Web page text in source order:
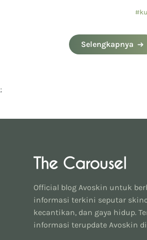
Selengkapnya
;
Official blog Avoskin untuk
informasi terkini seputar
kecantikan, dan gaya hidup.
informasi terupdate Avoskin